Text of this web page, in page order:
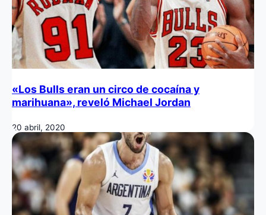
«Los Bulls eran un circo de cocaína y
marihuana», reveló Michael Jordan
20 abril, 2020